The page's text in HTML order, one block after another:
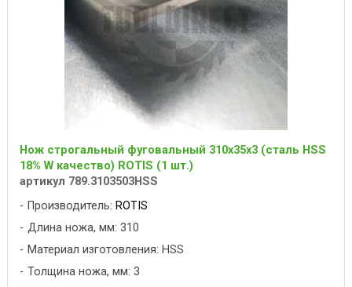
Нож строгальный фуговальный 310x35x3 (сталь HSS
18% W качество) ROTIS (1 шт.)
артикул 789.3103503HSS
Производитель: ROTIS
Длина ножа, мм: 310
Материал изготовления: HSS
Толщина ножа, мм: 3